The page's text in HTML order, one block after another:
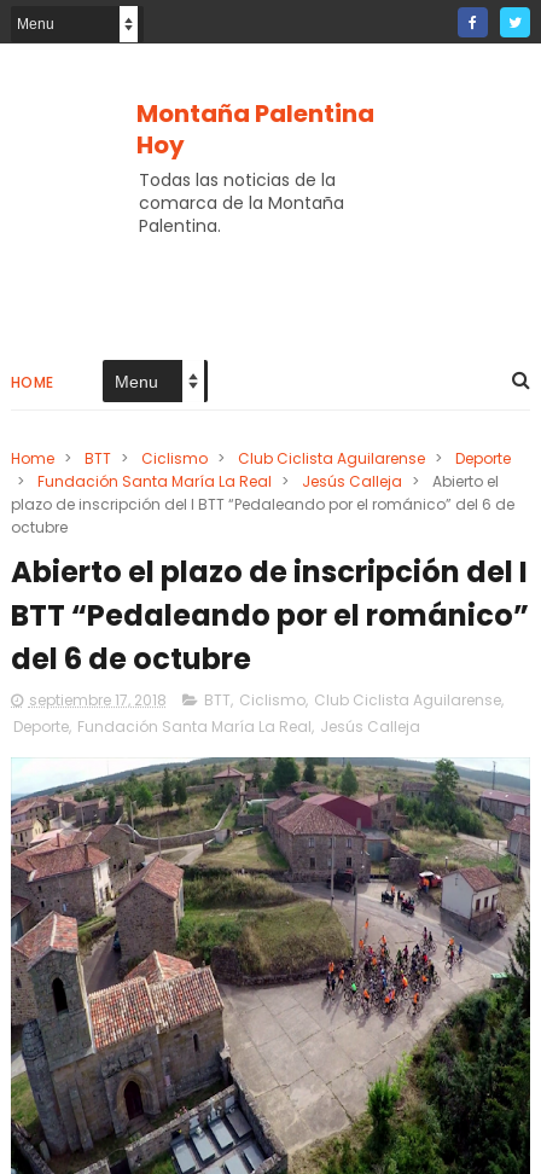
Montaña Palentina
Hoy
Todas las noticias de la
comarca de la Montaña
Palentina.
HOME
Home > BTT > Ciclismo > Club Ciclista Aguilarense >
Deporte
>
Fundación Santa María La Real > Jesús Calleja >
Abierto el
plazo de inscripción del I BTT “Pedaleando por el románico” del 6 de
octubre
Abierto el plazo de inscripción del I
BTT “Pedaleando por el románico”
del 6 de octubre
septiembre 17, 2018 BTT, Ciclismo, Club Ciclista Aguilarense,
Deporte, Fundación Santa María La Real, Jesús Calleja